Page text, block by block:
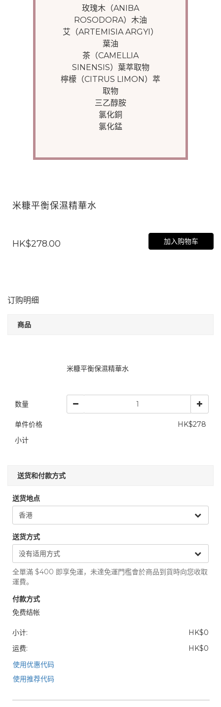
玫瑰木（ANIBA
ROSODORA）木油
艾（ARTEMISIA ARGYI）
葉油
茶（CAMELLIA
SINENSIS）葉萃取物
檸檬（CITRUS LIMON）萃
取物
三乙醇胺
氯化銅
氯化錳
米糠平衡保濕精華水
HK$278.00 加入购物车
订购明细
商品
米糠平衡保濕精華水
数量
单件价格
HK$278
小计
送货和付款方式
送货地点
送货方式
全單滿 $400 即享免運，未達免運門檻會於商品到貨時向您收取
運費。
付款方式
免费结帐
小计:
HK$0
运费:
HK$0
使用优惠代码
使用推荐代码